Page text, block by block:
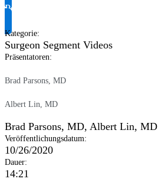
Produktinformationen anfragen
Kategorie:
Surgeon Segment Videos
Präsentatoren:
Brad Parsons, MD
Albert Lin, MD
Brad Parsons, MD, Albert Lin, MD
Veröffentlichungsdatum:
10/26/2020
Dauer:
14:21